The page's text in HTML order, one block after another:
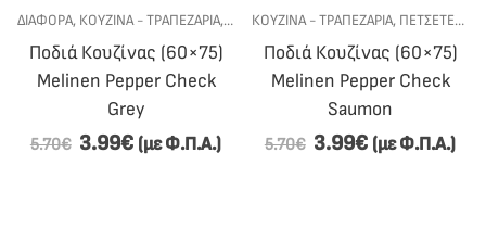
ΠΡΟΣΦΟΡΕΣ
ΤΡΑΠΕΖΟΜΑΝΤΗΛΑ
ΔΙΆΦΟΡΑ, ΚΟΥΖΙΝΑ - ΤΡΑΠΕΖΑΡΙΑ, ΠΕΤΣΕΤΕΣ ΚΟΥΖΙΝΑΣ,ΠΟΔΙΈΣ ΚΟΥΖΊΝΑΣ
Ποδιά Κουζίνας (60×75)
Melinen Pepper Check
Grey
5.70€ 3.99€ (με Φ.Π.Α.)
ΚΟΥΖΙΝΑ - ΤΡΑΠΕΖΑΡΙΑ, ΠΕΤΣΕΤΕΣ ΚΟΥΖΙΝΑΣ
Ποδιά Κουζίνας (60×75)
Melinen Pepper Check
Saumon
5.70€ 3.99€ (με Φ.Π.Α.)